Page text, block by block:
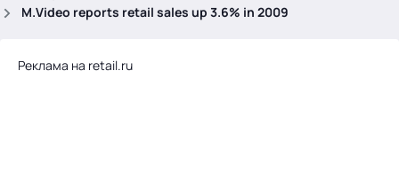
M.Video reports retail sales up 3.6% in 2009
Реклама на retail.ru